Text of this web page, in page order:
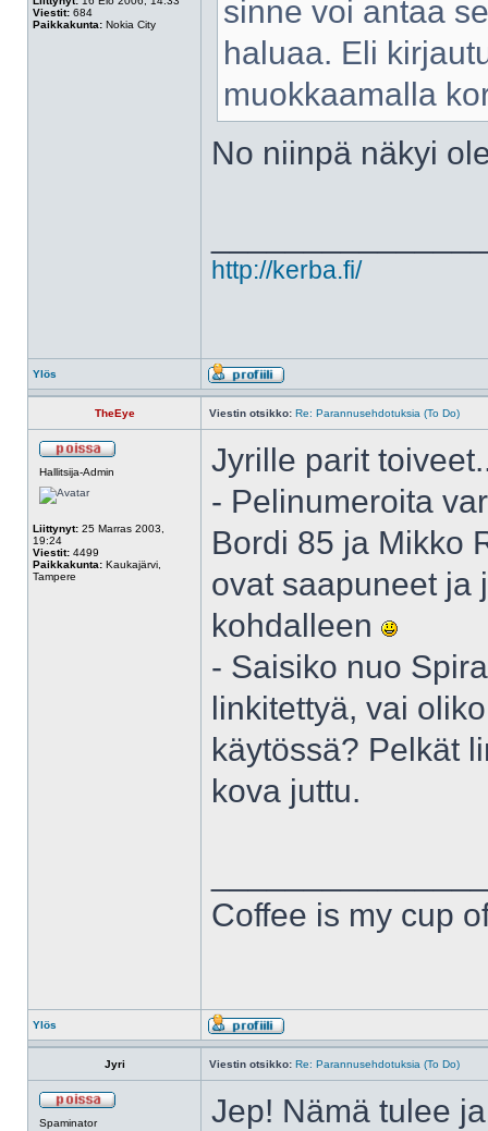
Viestit: 684
Paikkakunta: Nokia City
sinne voi antaa
haluaa. Eli
muokkaamalla
No niinpä näkyi
http://kerba.fi/
Ylös
TheEye Viestin otsikko: Re: Parannusehdotuksia (To Do)
Hallitsija-Admin
Liittynyt: 25 Marras 2003,
19:24
Viestit: 4499
Paikkakunta: Kaukajärvi,
Tampere
Jyrille parit
- Pelinumeroita
Bordi 85 ja Mikko
ovat saapuneet ja
kohdalleen
- Saisiko nuo
linkitettyä, vai
käytössä? Pelkät
kova juttu.
Coffee is my cup
Ylös
Jyri Viestin otsikko: Re: Parannusehdotuksia (To Do)
Spaminator
Jep! Nämä tulee